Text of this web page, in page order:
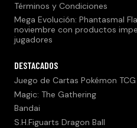
Términos y Condiciones
Mega Evolución: Phantasmal
noviembre con productos
jugadores
DESTACADOS
Juego de Cartas Pokémon TCG
Magic: The Gathering
Bandai
S.H.Figuarts Dragon Ball